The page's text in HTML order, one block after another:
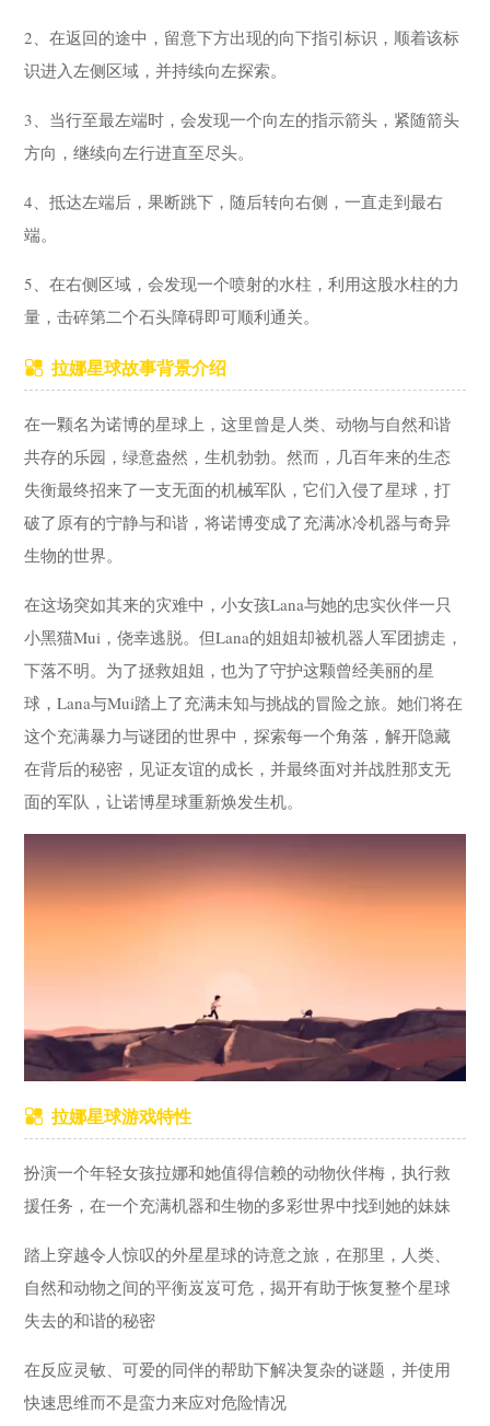
2、在返回的途中，留意下方出现的向下指引标识，顺着该标
识进入左侧区域，并持续向左探索。
3、当行至最左端时，会发现一个向左的指示箭头，紧随箭头
方向，继续向左行进直至尽头。
4、抵达左端后，果断跳下，随后转向右侧，一直走到最右
端。
5、在右侧区域，会发现一个喷射的水柱，利用这股水柱的力
量，击碎第二个石头障碍即可顺利通关。
拉娜星球故事背景介绍
在一颗名为诺博的星球上，这里曾是人类、动物与自然和谐
共存的乐园，绿意盎然，生机勃勃。然而，几百年来的生态
失衡最终招来了一支无面的机械军队，它们入侵了星球，打
破了原有的宁静与和谐，将诺博变成了充满冰冷机器与奇异
生物的世界。
在这场突如其来的灾难中，小女孩Lana与她的忠实伙伴一只
小黑猫Mui，侥幸逃脱。但Lana的姐姐却被机器人军团掳走，
下落不明。为了拯救姐姐，也为了守护这颗曾经美丽的星
球，Lana与Mui踏上了充满未知与挑战的冒险之旅。她们将在
这个充满暴力与谜团的世界中，探索每一个角落，解开隐藏
在背后的秘密，见证友谊的成长，并最终面对并战胜那支无
面的军队，让诺博星球重新焕发生机。
拉娜星球游戏特性
扮演一个年轻女孩拉娜和她值得信赖的动物伙伴梅，执行救
援任务，在一个充满机器和生物的多彩世界中找到她的妹妹
踏上穿越令人惊叹的外星星球的诗意之旅，在那里，人类、
自然和动物之间的平衡岌岌可危，揭开有助于恢复整个星球
失去的和谐的秘密
在反应灵敏、可爱的同伴的帮助下解决复杂的谜题，并使用
快速思维而不是蛮力来应对危险情况